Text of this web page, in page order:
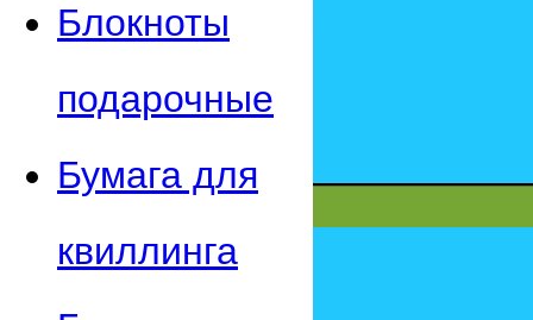
Блокноты
подарочные
Бумага для
квиллинга